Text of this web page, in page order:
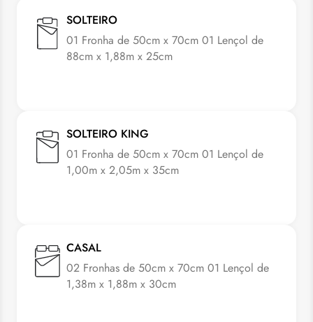
SOLTEIRO
01 Fronha de 50cm x 70cm 01 Lençol de
88cm x 1,88m x 25cm
SOLTEIRO KING
01 Fronha de 50cm x 70cm 01 Lençol de
1,00m x 2,05m x 35cm
CASAL
02 Fronhas de 50cm x 70cm 01 Lençol de
1,38m x 1,88m x 30cm